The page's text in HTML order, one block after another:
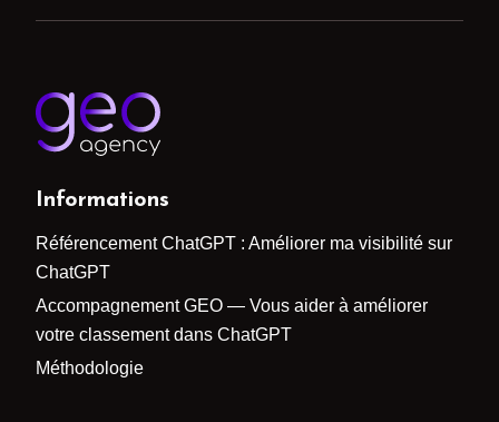
Informations
Référencement ChatGPT : Améliorer ma visibilité sur
ChatGPT
Accompagnement GEO — Vous aider à améliorer
votre classement dans ChatGPT
Méthodologie